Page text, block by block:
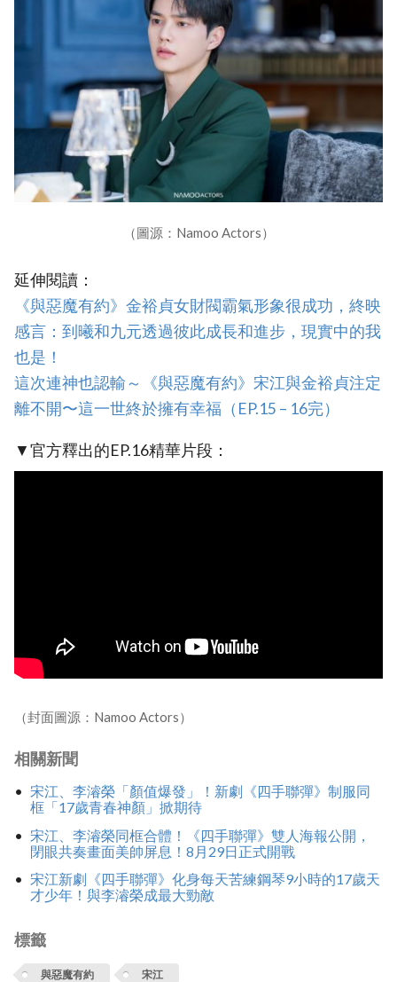
（圖源：Namoo Actors）
延伸閱讀：
《與惡魔有約》金裕貞女財閥霸氣形象很成功，終映
感言：到曦和九元透過彼此成長和進步，現實中的我
也是！
這次連神也認輸～《與惡魔有約》宋江與金裕貞注定
離不開〜這一世終於擁有幸福（EP.15 – 16完）
▼官方釋出的EP.16精華片段：
（封面圖源：Namoo Actors）
相關新聞
宋江、李濬榮「顏值爆發」！新劇《四手聯彈》制服同
框「17歲青春神顏」掀期待
宋江、李濬榮同框合體！《四手聯彈》雙人海報公開，
閉眼共奏畫面美帥屏息！8月29日正式開戰
宋江新劇《四手聯彈》化身每天苦練鋼琴9小時的17歲天
才少年！與李濬榮成最大勁敵
標籤
與惡魔有約 宋江